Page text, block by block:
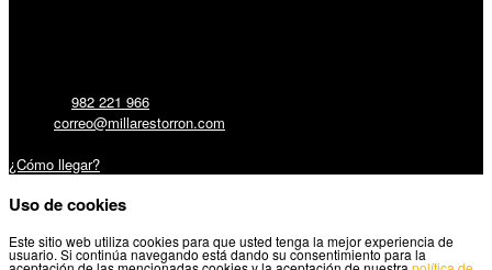
982 221 966
correo@millarestorron.com
¿Cómo llegar?
Uso de cookies
Este sitio web utiliza cookies para que usted tenga la mejor experiencia de
usuario. Si continúa navegando está dando su consentimiento para la